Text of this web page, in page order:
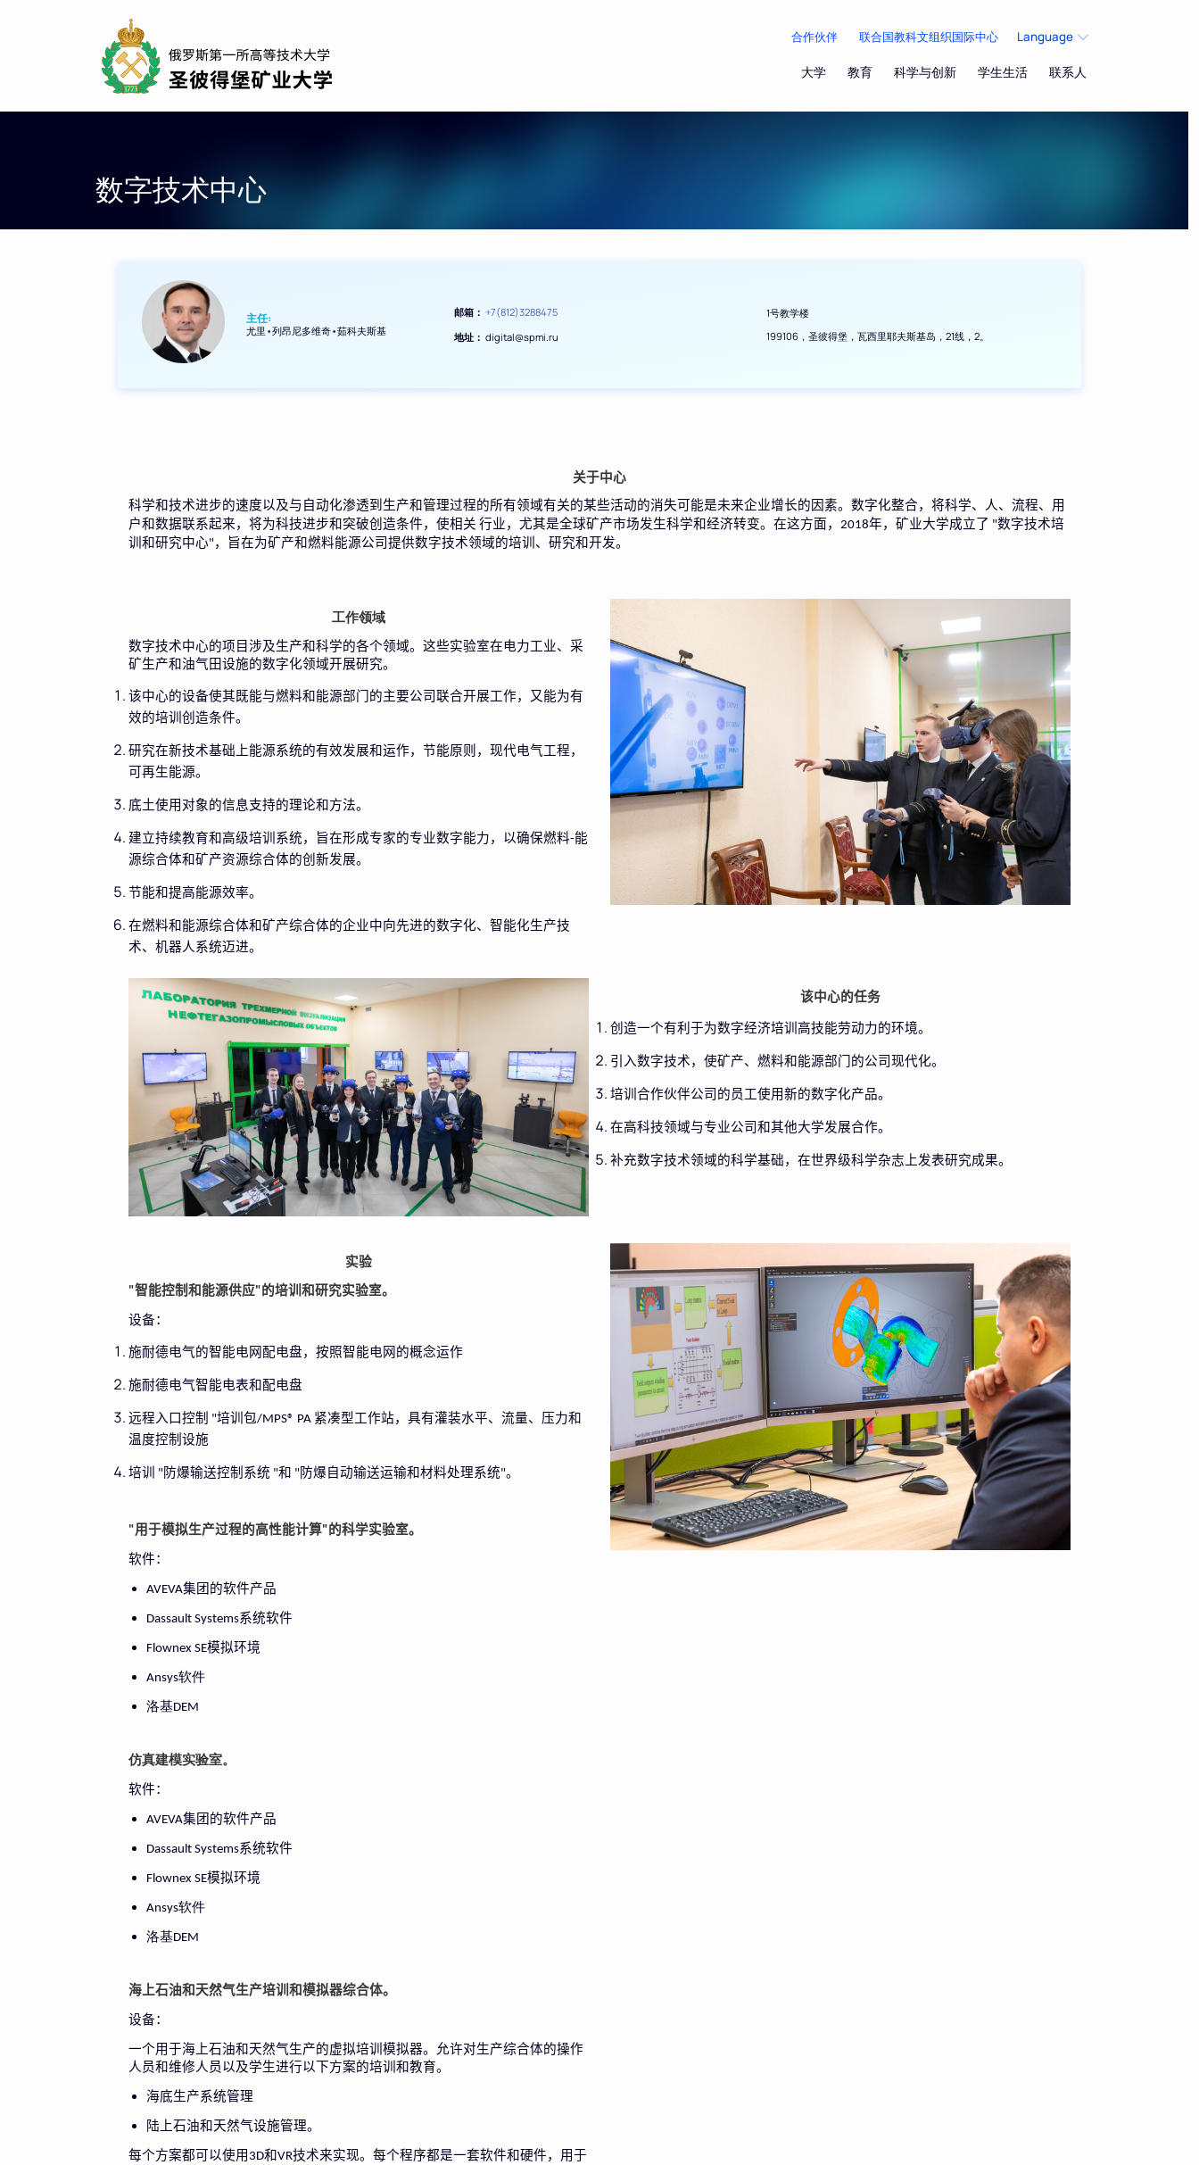
合作伙伴 联合国教科文组织国际中心 Language
大学 教育 科学与创新 学生生活 联系人
数字技术中心
主任:
尤里•列昂尼多维奇•茹科夫斯基
邮箱： +7(812)3288475
地址： digital@spmi.ru
1号教学楼
199106，圣彼得堡，瓦西里耶夫斯基岛，21线，2。
关于中心
科学和技术进步的速度以及与自动化渗透到生产和管理过程的所有领域有关的某些活动的消失可能是未来企业增长的因素。数字化整合，将科学、人、流程、用
户和数据联系起来，将为科技进步和突破创造条件，使相关 行业，尤其是全球矿产市场发生科学和经济转变。在这方面，2018年，矿业大学成立了 "数字技术培
训和研究中心" ，旨在为矿产和燃料能源公司提供数字技术领域的培训、研究和开发。
工作领域
数字技术中心的项目涉及生产和科学的各个领域。这些实验室在电力工业、采
矿生产和油气田设施的数字化领域开展研究。
该中心的设备使其既能与燃料和能源部门的主要公司联合开展工作，又能为有
效的培训创造条件。
研究在新技术基础上能源系统的有效发展和运作，节能原则，现代电气工程，
可再生能源。
底土使用对象的信息支持的理论和方法。
建立持续教育和高级培训系统，旨在形成专家的专业数字能力，以确保燃料-能
源综合体和矿产资源综合体的创新发展。
节能和提高能源效率。
在燃料和能源综合体和矿产综合体的企业中向先进的数字化、智能化生产技
术、机器人系统迈进。
该中心的任务
创造一个有利于为数字经济培训高技能劳动力的环境。
引入数字技术，使矿产、燃料和能源部门的公司现代化。
培训合作伙伴公司的员工使用新的数字化产品。
在高科技领域与专业公司和其他大学发展合作。
补充数字技术领域的科学基础，在世界级科学杂志上发表研究成果。
实验
"智能控制和能源供应"的培训和研究实验室。
设备：
施耐德电气的智能电网配电盘，按照智能电网的概念运作
施耐德电气智能电表和配电盘
远程入口控制 "培训包/MPS® PA 紧凑型工作站，具有灌装水平、流量、压力和
温度控制设施
培训 " 防爆输送控制系统 "和 " 防爆自动输送运输和材料处理系统"。
"用于模拟生产过程的高性能计算"的科学实验室。
软件：
AVEVA集团的软件产品
Dassault Systems系统软件
Flownex SE模拟环境
Ansys软件
洛基DEM
仿真建模实验室。
软件：
AVEVA集团的软件产品
Dassault Systems系统软件
Flownex SE模拟环境
Ansys软件
洛基DEM
海上石油和天然气生产培训和模拟器综合体。
设备：
一个用于海上石油和天然气生产的虚拟培训模拟器。允许对生产综合体的操作
人员和维修人员以及学生进行以下方案的培训和教育。
海底生产系统管理
陆上石油和天然气设施管理。
每个方案都可以使用 3D和VR技术来实现。每个程序都是一套软件和硬件，用于